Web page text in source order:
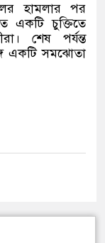
হামলার পর
একটি চুক্তিতে
শেষ পর্যন্ত
একটি সমঝোতা